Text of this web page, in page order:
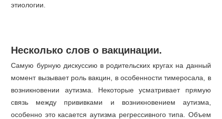
этиологии.
Несколько слов о вакцинации.
Самую бурную дискуссию в родительских кругах на данный
момент вызывает роль вакцин, в особенности тимеросала, в
возникновении аутизма. Некоторые усматривает прямую
связь между прививками и возникновением аутизма,
особенно это касается аутизма регрессивного типа. Объем